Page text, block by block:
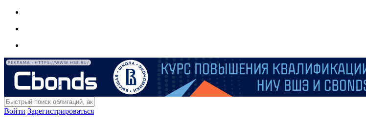
РЕКЛАМА • HTTPS://WWW.HSE.RU/
Войти Зарегистрироваться